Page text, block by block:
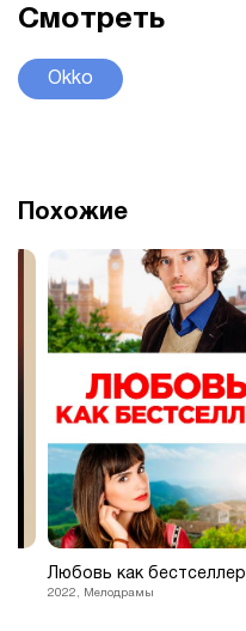
Смотреть
Okko
Похожие
Любовь как бестселлер
2022, Мелодрамы